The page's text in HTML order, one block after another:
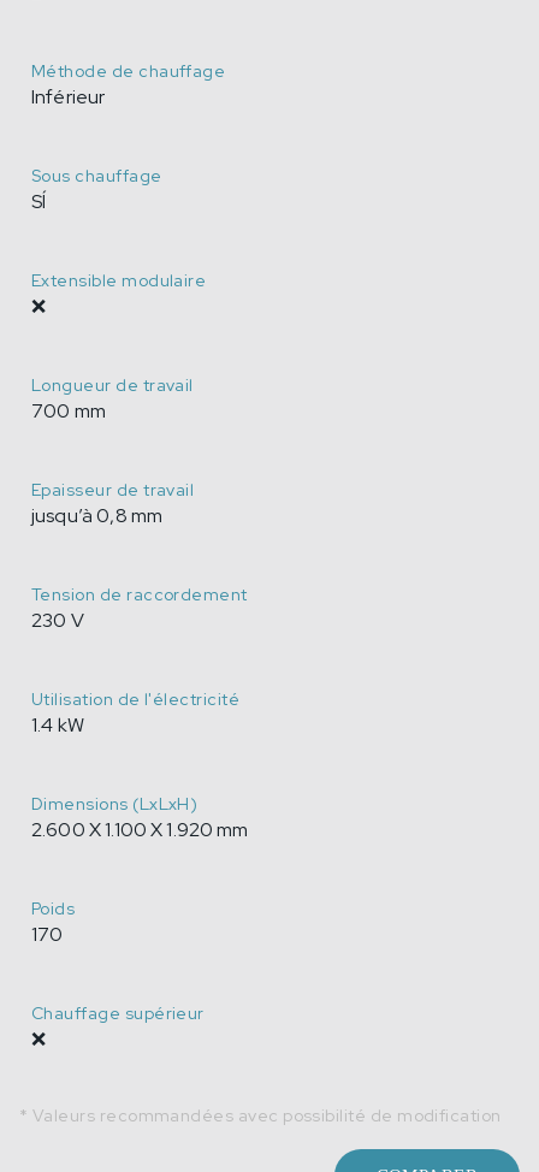
Méthode de chauffage
Inférieur
Sous chauffage
SÍ
Extensible modulaire
❌
Longueur de travail
700 mm
Epaisseur de travail
jusqu’à 0,8 mm
Tension de raccordement
230 V
Utilisation de l'électricité
1.4 kW
Dimensions (LxLxH)
2.600 X 1.100 X 1.920 mm
Poids
170
Chauffage supérieur
❌
* Valeurs recommandées avec possibilité de modification